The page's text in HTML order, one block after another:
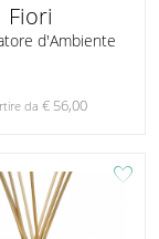
Fiori
d'Ambiente
da € 56,00
favorite